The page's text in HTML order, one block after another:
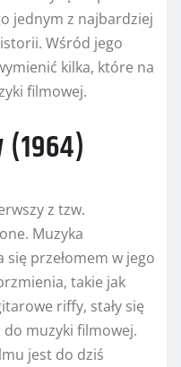
jednym z najbardziej
Wśród jego
kilka, które na
filmowej.
z tzw.
Muzyka
przełomem w jego
takie jak
riffy, stały się
muzyki filmowej.
jest do dziś